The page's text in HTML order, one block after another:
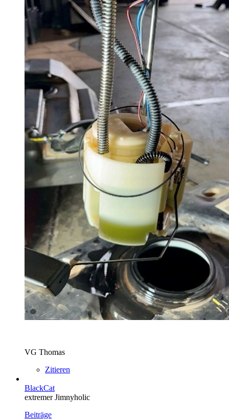
VG Thomas
Zitieren
BlackCat
extremer Jimnyholic
Beiträge